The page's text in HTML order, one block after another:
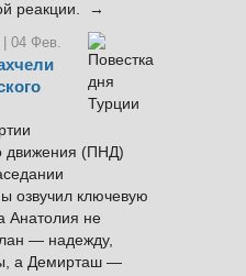
реакции. →
| 04 Фев.
движения (ПНД)
озвучил ключевую
Анатолия не
— надежду,
а Демирташ —